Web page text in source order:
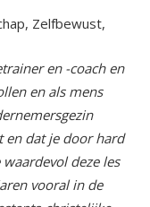
, Zelfbewust,
en -coach en
en als mens
en dat je door hard
deze les
vooral in de